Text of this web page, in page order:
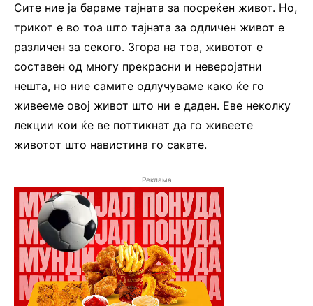
Сите ние ја бараме тајната за посреќен живот. Но,
трикот е во тоа што тајната за одличен живот е
различен за секого. Згора на тоа, животот е
составен од многу прекрасни и неверојатни
нешта, но ние самите одлучуваме како ќе го
живееме овој живот што ни е даден. Еве неколку
лекции кои ќе ве поттикнат да го живеете
животот што навистина го сакате.
Реклама